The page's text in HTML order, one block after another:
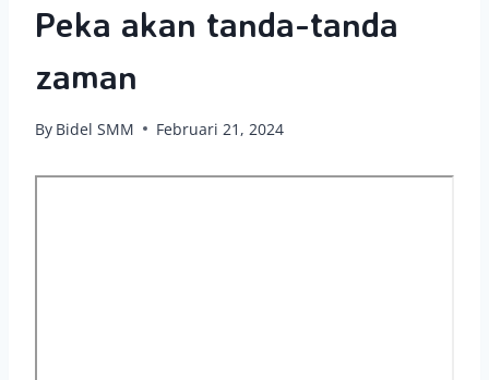
Peka akan tanda-tanda
zaman
By Bidel SMM Februari 21, 2024